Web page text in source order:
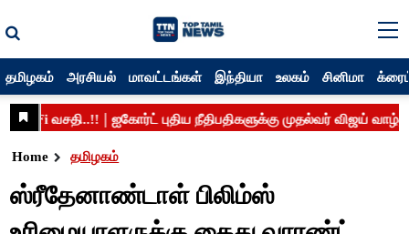
தமிழகம் அரசியல் மாவட்டங்கள் இந்தியா உலகம் சினிமா
Home தமிழகம்
ஸ்ரீதேனாண்டாள் பிலிம்ஸ்